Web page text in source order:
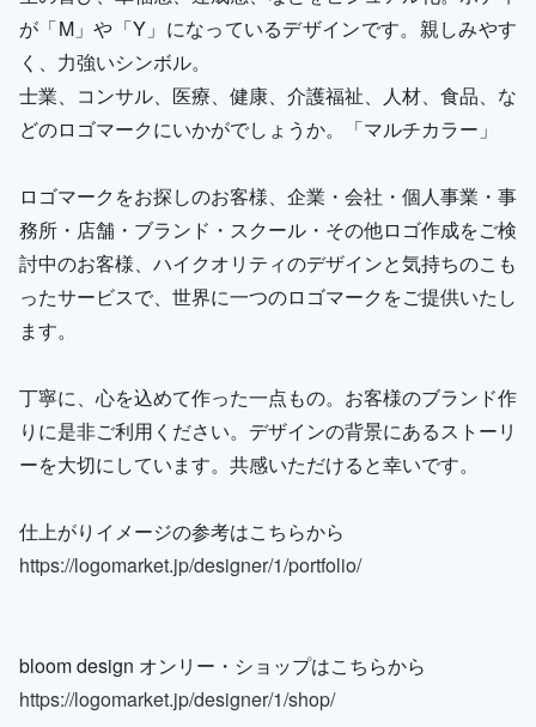
が「M」や「Y」になっているデザインです。親しみやす
く、力強いシンボル。
士業、コンサル、医療、健康、介護福祉、人材、食品、な
どのロゴマークにいかがでしょうか。「マルチカラー」
ロゴマークをお探しのお客様、企業・会社・個人事業・事
務所・店舗・ブランド・スクール・その他ロゴ作成をご検
討中のお客様、ハイクオリティのデザインと気持ちのこも
ったサービスで、世界に一つのロゴマークをご提供いたし
ます。
丁寧に、心を込めて作った一点もの。お客様のブランド作
りに是非ご利用ください。デザインの背景にあるストーリ
ーを大切にしています。共感いただけると幸いです。
仕上がりイメージの参考はこちらから
https://logomarket.jp/designer/1/portfolio/
bloom design オンリー・ショップはこちらから
https://logomarket.jp/designer/1/shop/